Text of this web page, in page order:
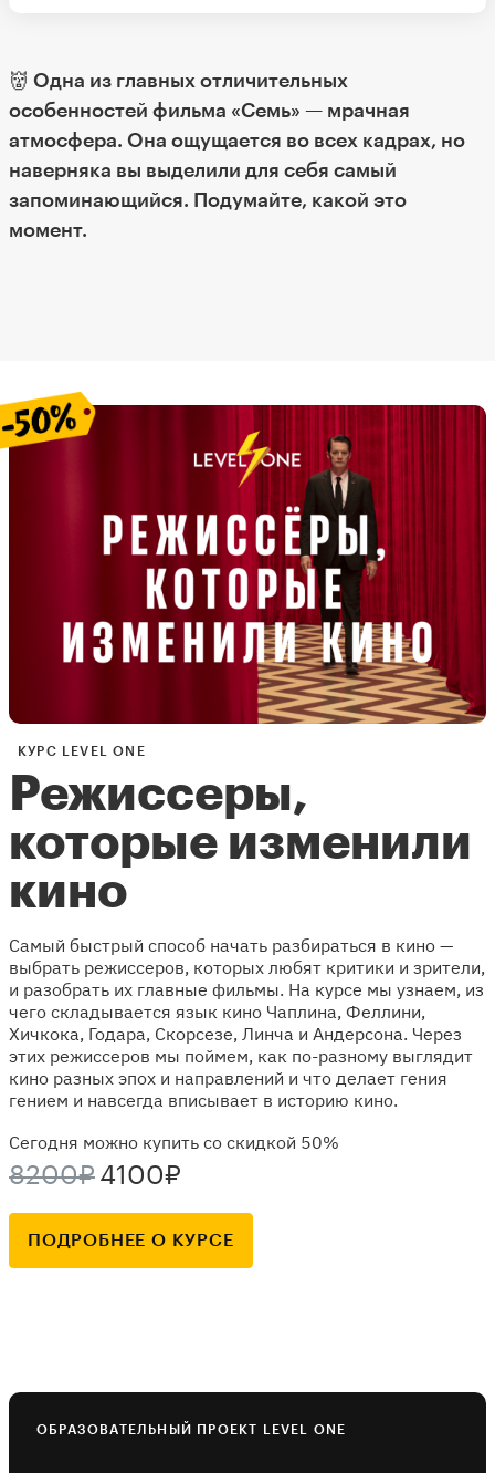
👹 Одна из главных отличительных
особенностей фильма «Семь» — мрачная
атмосфера. Она ощущается во всех кадрах, но
наверняка вы выделили для себя самый
запоминающийся. Подумайте, какой это
момент.
КУРС LEVEL ONE
Режиссеры,
которые изменили
кино
Самый быстрый способ начать разбираться в кино —
выбрать режиссеров, которых любят критики и зрители,
и разобрать их главные фильмы. На курсе мы узнаем, из
чего складывается язык кино Чаплина, Феллини,
Хичкока, Годара, Скорсезе, Линча и Андерсона. Через
этих режиссеров мы поймем, как по-разному выглядит
кино разных эпох и направлений и что делает гения
гением и навсегда вписывает в историю кино.
Сегодня можно купить со скидкой 50%
8200₽ 4100₽
ПОДРОБНЕЕ О КУРСЕ
ОБРАЗОВАТЕЛЬНЫЙ ПРОЕКТ LEVEL ONE